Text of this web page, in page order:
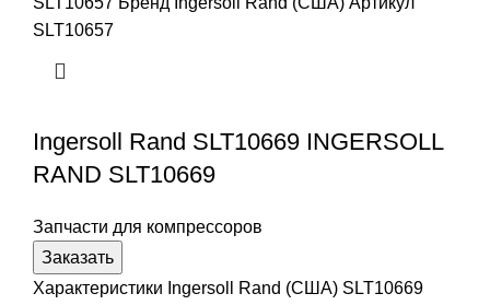
SLT10657
Ingersoll Rand SLT10669 INGERSOLL
RAND SLT10669
Запчасти для компрессоров
Заказать
Характеристики Ingersoll Rand (США) SLT10669